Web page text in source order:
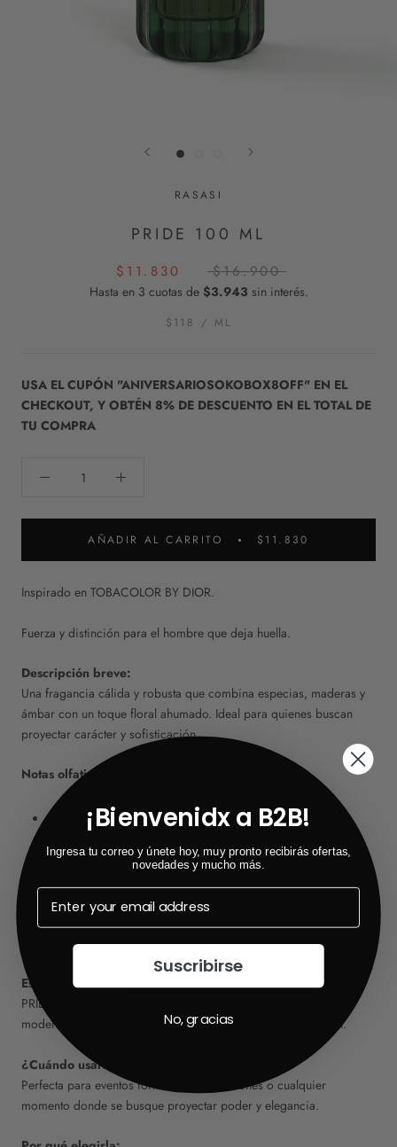
RASASI
PRIDE 100 ML
$11.830 $16.900
Hasta en 3 cuotas de $3.943 sin interés.
$118 / ML
USA EL CUPÓN "ANIVERSARIOSOKOBOX8OFF" EN EL
CHECKOUT, Y OBTÉN 8% DE DESCUENTO EN EL TOTAL DE
TU COMPRA
AÑADIR AL CARRITO $11.830
Inspirado en TOBACOLOR BY DIOR.
Fuerza y distinción para el hombre que deja huella.
Descripción breve:
Una fragancia cálida y robusta que combina especias, maderas y
ámbar con un toque floral ahumado. Ideal para quienes buscan
proyectar carácter y sofisticación.
Notas olfativas:
Notas de salida: Cálidas y especiadas, ofreciendo una
Notas de corazón: Rica mezcla de notas florales y ahumadas,
aportando profundidad y un carácter distintivo.
Notas de fondo: Maderas ricas y toques de ámbar,
Estilo e inspiración:
PRIDE está inspirada en la fuerza y la elegancia del hombre
moderno, reflejando su personalidad auténtica y su ambición.
¿Cuándo usarla?
Perfecta para eventos formales, celebraciones o cualquier
momento donde se busque proyectar poder y elegancia.
¡Bienvenidx a B2B!
Ingresa tu correo y únete hoy, muy pronto recibirás ofertas,
novedades y mucho más.
Suscribirse
No, gracias